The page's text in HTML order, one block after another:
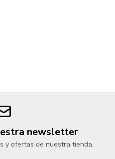
newsletter
y ofertas de nuestra tienda.